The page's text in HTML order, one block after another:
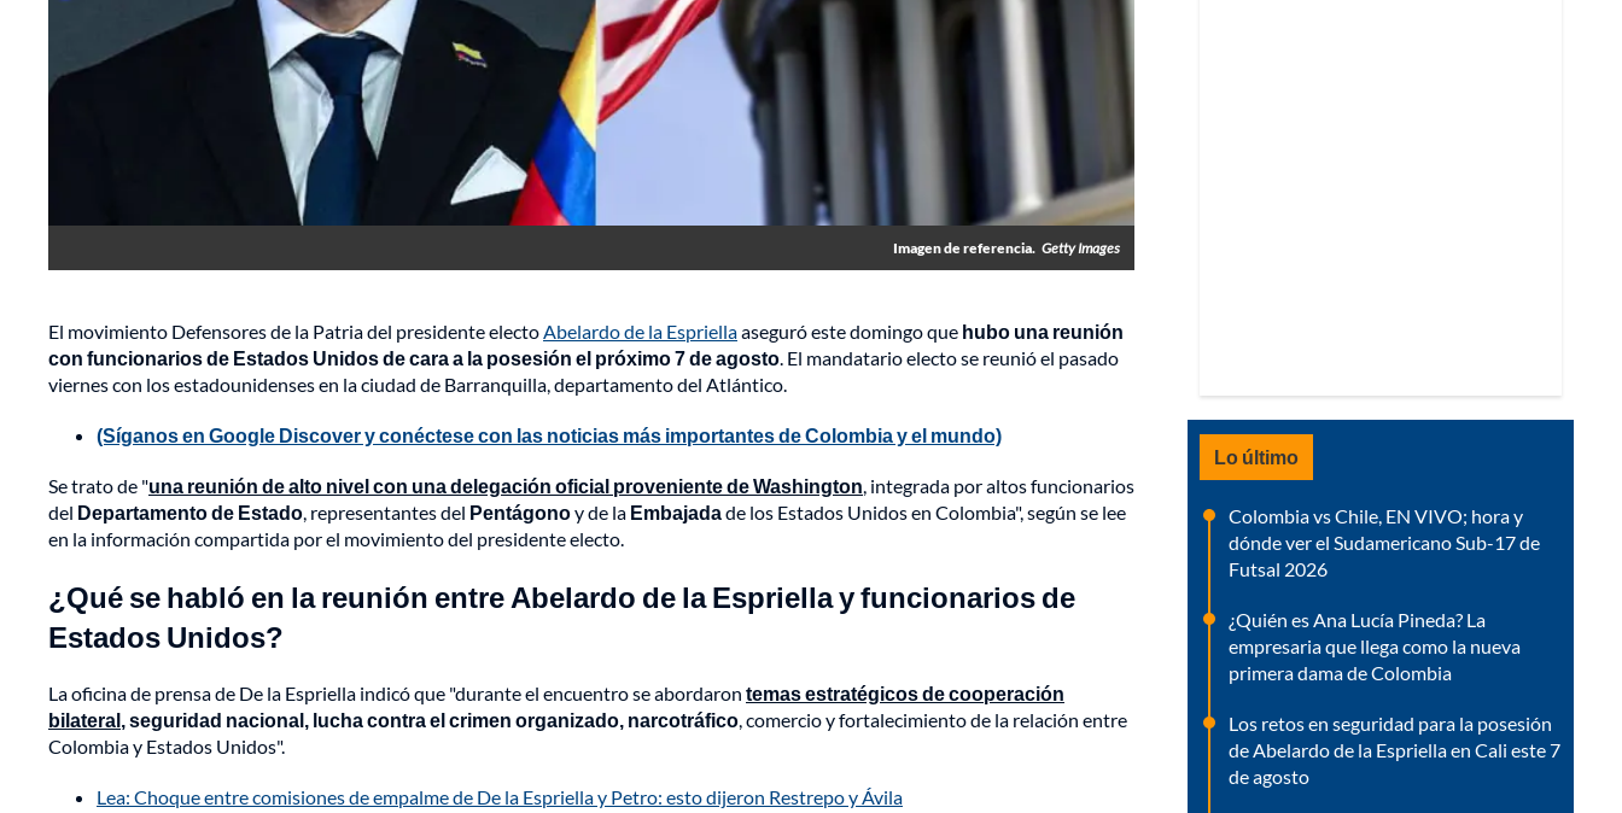
Imagen de referencia. Getty Images
El movimiento Defensores de la Patria del presidente electoAbelardo de la Espriellaaseguró este domingo que hubo una reunión
con funcionarios de Estados Unidos de cara a la posesión el próximo 7 de agosto. El mandatario electo se reunió el pasado
viernes con los estadounidenses en la ciudad de Barranquilla, departamento del Atlántico.
(Síganos en Google Discover y conéctese con las noticias más importantes de Colombia y el mundo)
Se trato de "una reunión de alto nivel con una delegación oficial proveniente de Washington, integrada por altos funcionarios
del Departamento de Estado, representantes del Pentágonoy de la Embajadade los Estados Unidos en Colombia", según se lee
en la información compartida por el movimiento del presidente electo.
¿Qué se habló en la reunión entre Abelardo de la Espriella y funcionarios de
Estados Unidos?
La oficina de prensa de De la Espriella indicó que "durante el encuentro se abordaron temas estratégicos de cooperación
bilateral, seguridad nacional, lucha contra el crimen organizado, narcotráfico, comercio y fortalecimiento de la relación entre
Colombia y Estados Unidos".
Lea: Choque entre comisiones de empalme de De la Espriella y Petro: esto dijeron Restrepo y Ávila
Lo último
Colombia vs Chile, EN VIVO; hora y
dónde ver el Sudamericano Sub-17 de
Futsal 2026
¿Quién es Ana Lucía Pineda? La
empresaria que llega como la nueva
primera dama de Colombia
Los retos en seguridad para la posesión
de Abelardo de la Espriella en Cali este 7
de agosto